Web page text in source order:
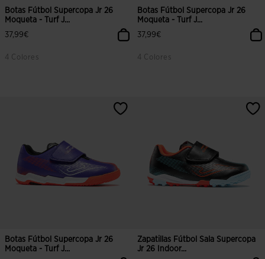
Botas Fútbol Supercopa Jr 26
Moqueta - Turf J...
37,99€
4 Colores
Botas Fútbol Supercopa Jr 26
Moqueta - Turf J...
37,99€
4 Colores
Botas Fútbol Supercopa Jr 26
Moqueta - Turf J...
Zapatillas Fútbol Sala Supercopa
Jr 26 Indoor...